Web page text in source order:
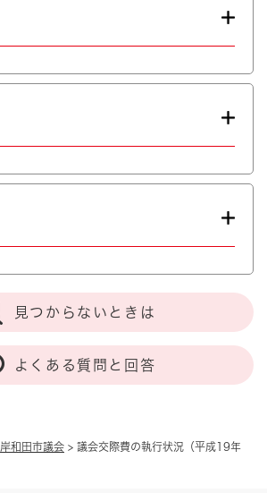
岸和田市議会 > 議会交際費の執行状況（平成19年
見つからないときは
よくある質問と回答